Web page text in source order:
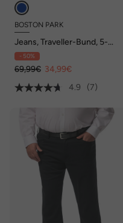
BOSTON PARK
Jeans, Traveller-Bund, 5-
Pocket, Regular Fit, bis 72/36
- 50%
69,99€ 34,99€
4.9
(7)